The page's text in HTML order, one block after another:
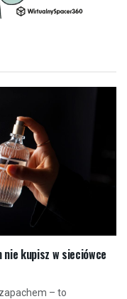
kupisz w sieciówce
– to